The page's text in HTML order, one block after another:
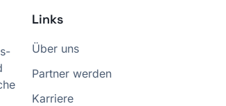
Links
Über uns
Partner werden
Karriere